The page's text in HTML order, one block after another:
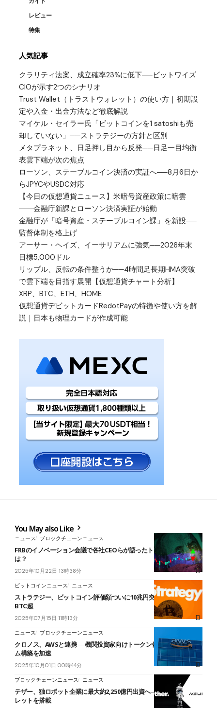
レビュー
特集
人気記事
クラリティ法案、成立確率23%に低下──ビットワイズ
CIOが示す2つのシナリオ
Trust Wallet（トラストウォレット）の使い方｜初期設
定や入金・出金方法など徹底解説
マイケル・セイラー氏「ビットコインを1 satoshiも売
却していない」──ストラテジーの方針と区別
メタプラネット、日足押し目から反発──日足一目均衡
表雲下端が次の焦点
ローソン、ステーブルコイン決済の実証へ──8月6日か
らJPYCやUSDC対応
【今日の仮想通貨ニュース】米暗号資産政策に暗雲
――金融庁新課とローソン決済実証が始動
金融庁が「暗号資産・ステーブルコイン課」を新設──
監督体制を格上げ
アーサー・ヘイズ、イーサリアムに強気──2026年末
目標5,000ドル
リップル、反転の条件整うか──4時間足長期HMA突破
で雲下端を目指す展開【仮想通貨チャート分析】
XRP、BTC、ETH、HOME
仮想通貨デビットカードRedotPayの特徴や使い方を解
説｜日本も物理カードが作成可能
You May also Like
ニュース ブロックチェーンニュース
FRBのイノベーション会議で各社CEOらが語ったトークン化の展望と
は？
2025年10月22日 13時38分
ビットコインニュース ニュース
ストラテジー、ビットコイン評価額ついに10兆円突破──保有量60万
BTC超
2025年07月15日 11時13分
ニュース ブロックチェーンニュース
クロノス、AWSと連携──機関投資家向けトークン化プラットフォー
ム構築を加速
2025年10月01日 00時44分
ブロックチェーンニュース ニュース
テザー、独ロボット企業に最大約2,250億円出資へ──自己管理型ウォ
レットを搭載